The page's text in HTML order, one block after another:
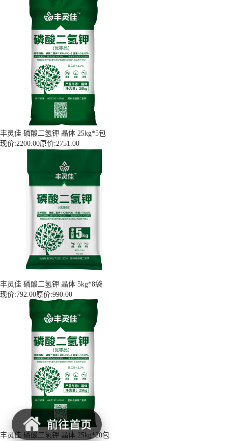
丰灵佳 磷酸二氢钾 晶体 25kg*5包
现价:2200.00原价:2751.00
丰灵佳 磷酸二氢钾 晶体 5kg*8袋
现价:792.00原价:990.00
丰灵佳 磷酸二氢钾 晶体 25kg*20包